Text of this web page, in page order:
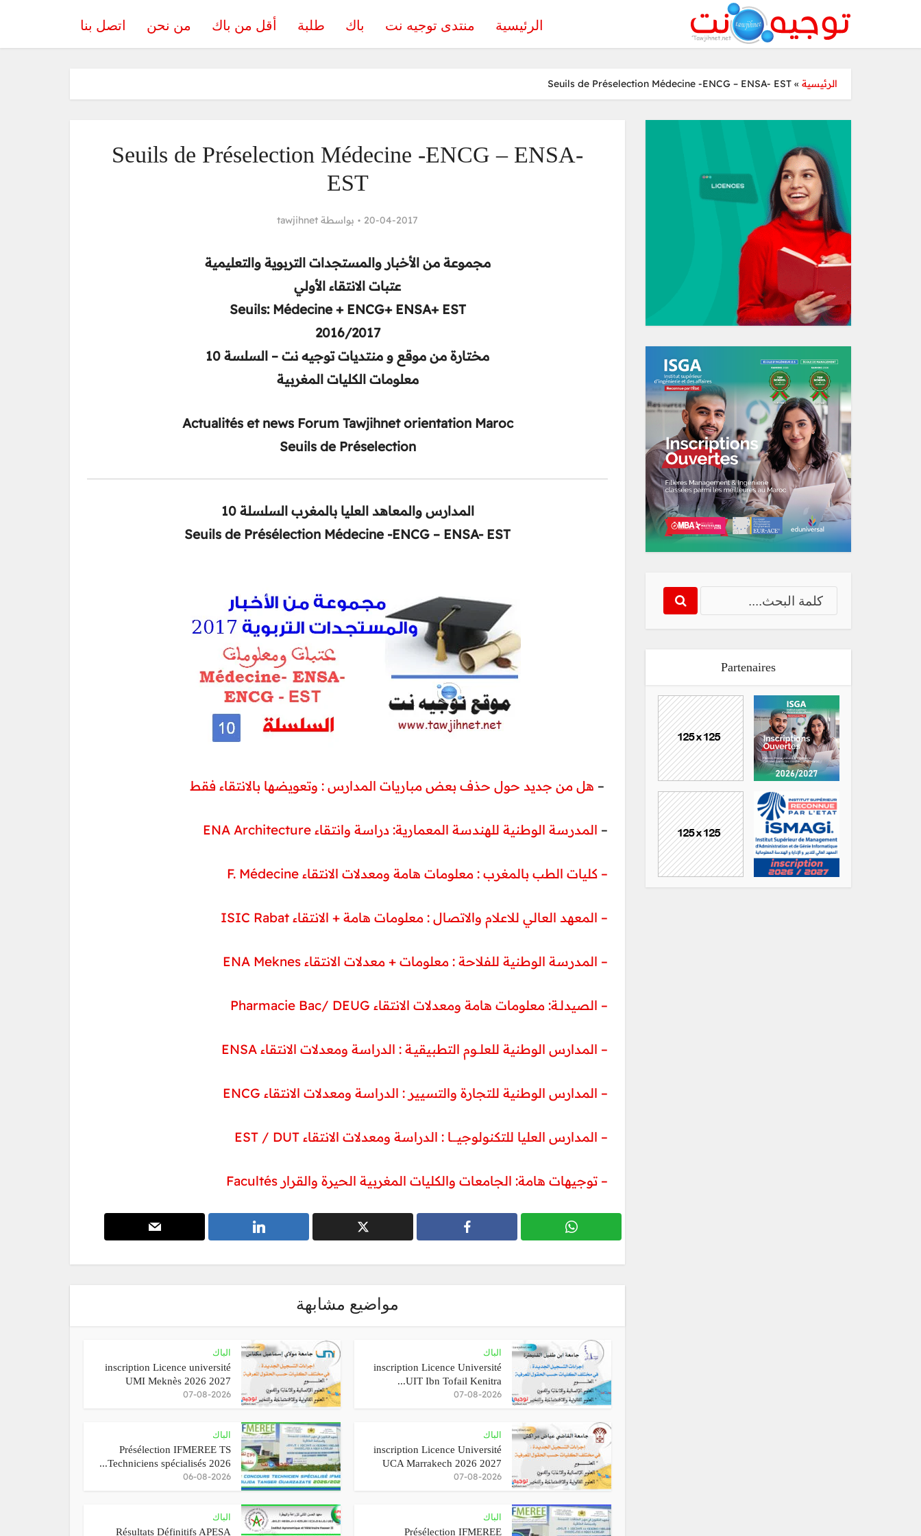
الرئيسية منتدى توجيه نت باك طلبة أقل من باك من نحن اتصل بنا
الرئيسية »
Seuils de Préselection Médecine -ENCG – ENSA- EST
Seuils de Préselection Médecine -ENCG – ENSA-
EST
20-04-2017 بواسطة tawjihnet
مجموعة من الأخبار والمستجدات التربوية والتعليمية
عتبات الانتقاء الأولي
Seuils: Médecine + ENCG+ ENSA+ EST
2016/2017
مختارة من موقع و منتديات توجيه نت – السلسة 10
معلومات الكليات المغربية
Actualités et news Forum Tawjihnet orientation Maroc
Seuils de Préselection
المدارس والمعاهد العليا بالمغرب السلسلة 10
Seuils de Présélection Médecine -ENCG – ENSA- EST
– هل من جديد حول حذف بعض مباريات المدارس : وتعويضها بالانتقاء فقط
ENA Architecture المدرسة الوطنية للهندسة المعمارية: دراسة وانتقاء –
F. Médecine كليات الطب بالمغرب : معلومات هامة ومعدلات الانتقاء –
ISIC Rabat المعهد العالي للاعلام والاتصال : معلومات هامة + الانتقاء –
ENA Meknes المدرسة الوطنية للفلاحة : معلومات + معدلات الانتقاء –
Pharmacie Bac/ DEUG الصيدلـة: معلومات هامة ومعدلات الانتقاء –
ENSA المدارس الوطنية للعلــوم التطبيقيـة : الدراسة ومعدلات الانتقاء –
ENCG المدارس الوطنية للتجارة والتسيير : الدراسة ومعدلات الانتقاء –
EST / DUT المدارس العليا للتكنولوجيــــا : الدراسة ومعدلات الانتقاء –
Facultés توجيهات هامة: الجامعات والكليات المغربية الحيرة والقرار –
مواضيع مشابهة
الباك
inscription Licence Université
UIT Ibn Tofail Kenitra...
07-08-2026
الباك
inscription Licence université
UMI Meknès 2026 2027
07-08-2026
الباك
inscription Licence Université
UCA Marrakech 2026 2027
07-08-2026
الباك
Présélection IFMEREE TS
Techniciens spécialisés 2026...
06-08-2026
الباك
Présélection IFMEREE
الباك
Résultats Définitifs APESA
Partenaires